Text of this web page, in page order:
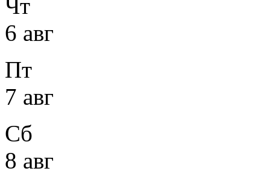
Чт
6 авг
Пт
7 авг
Сб
8 авг